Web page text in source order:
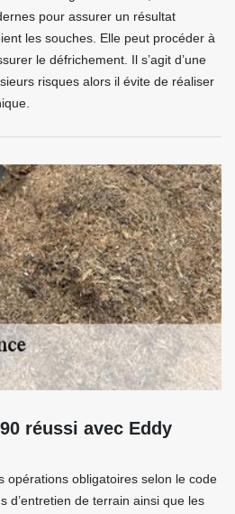
pour assurer un résultat
les souches. Elle peut procéder à
le défrichement. Il s’agit d’une
risques alors il évite de réaliser
réussi avec Eddy
opérations obligatoires selon le code
d’entretien de terrain ainsi que les